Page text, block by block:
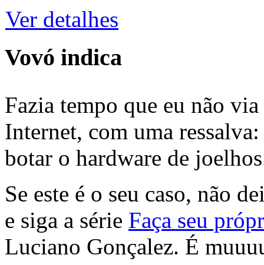
Ver detalhes
Vovó indica
Fazia tempo que eu não
Internet, com uma
botar o hardware de
Se este é o seu caso, não
e siga a série Faça seu
Luciano Gonçalez. É